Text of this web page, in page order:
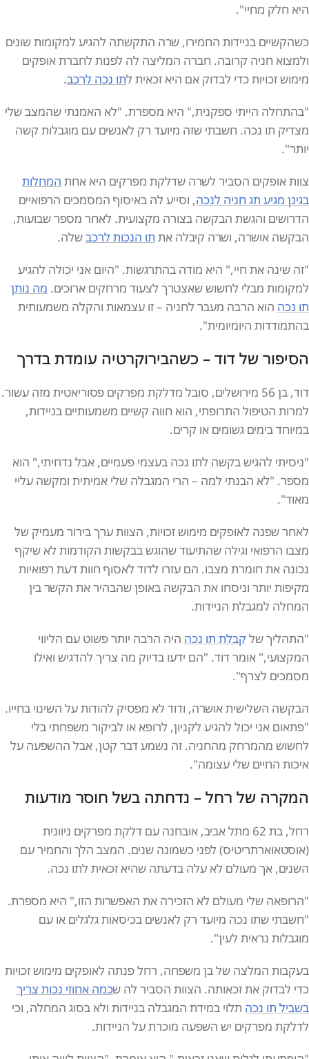
היא חלק מחיי".
כשהקשיים בניידות החמירו, שרה התקשתה להגיע למקומות שונים
ולמצוא חניה קרובה. חברה המליצה לה לפנות לחברת אופקים
מימוש זכויות כדי לבדוק אם היא זכאית לתו נכה לרכב.
"בהתחלה הייתי ספקנית," היא מספרת. "לא האמנתי שהמצב שלי
מצדיק תו נכה. חשבתי שזה מיועד רק לאנשים עם מוגבלות קשה
יותר".
צוות אופקים הסביר לשרה שדלקת מפרקים היא אחת המחלות
בגינן מגיע תג חניה לנכה, וסייע לה באיסוף המסמכים הרפואיים
הדרושים והגשת הבקשה בצורה מקצועית. לאחר מספר שבועות,
הבקשה אושרה, ושרה קיבלה את תו הנכות לרכבשלה.
"זה שינה את חיי," היא מודה בהתרגשות. "היום אני יכולה להגיע
למקומות מבלי לחשוש שאצטרך לצעוד מרחקים ארוכים. מה נותן
תו נכה הוא הרבה מעבר לחניה – זו עצמאות והקלה משמעותית
בהתמודדות היומיומית".
הסיפור של דוד – כשהבירוקרטיה עומדת בדרך
דוד, בן 56 מירושלים, סובל מדלקת מפרקים פסוריאטית מזה עשור.
למרות הטיפול התרופתי, הוא חווה קשיים משמעותיים בניידות,
במיוחד בימים גשומים או קרים.
"ניסיתי להגיש בקשה לתו נכה בעצמי פעמיים, אבל נדחיתי," הוא
מספר. "לא הבנתי למה – הרי המגבלה שלי אמיתית ומקשה עליי
מאוד".
לאחר שפנה לאופקים מימוש זכויות, הצוות ערך בירור מעמיק של
מצבו הרפואי וגילה שהתיעוד שהוגש בבקשות הקודמות לא שיקף
נכונה את חומרת מצבו. הם עזרו לדוד לאסוף חוות דעת רפואיות
מקיפות יותר וניסחו את הבקשה באופן שהבהיר את הקשר בין
המחלה למגבלת הניידות.
"התהליך של קבלת תו נכה היה הרבה יותר פשוט עם הליווי
המקצועי," אומר דוד. "הם ידעו בדיוק מה צריך להדגיש ואילו
מסמכים לצרף".
הבקשה השלישית אושרה, ודוד לא מפסיק להודות על השינוי בחייו.
"פתאום אני יכול להגיע לקניון, לרופא או לביקור משפחתי בלי
לחשוש מהמרחק מהחניה. זה נשמע דבר קטן, אבל ההשפעה על
איכות החיים שלי עצומה".
המקרה של רחל – נדחתה בשל חוסר מודעות
רחל, בת 62 מתל אביב, אובחנה עם דלקת מפרקים ניוונית
(אוסטאוארתריטיס) לפני כשמונה שנים. המצב הלך והחמיר עם
השנים, אך מעולם לא עלה בדעתה שהיא זכאית לתו נכה.
"הרופאה שלי מעולם לא הזכירה את האפשרות הזו," היא מספרת.
"חשבתי שתו נכה מיועד רק לאנשים בכיסאות גלגלים או עם
מוגבלות נראית לעין".
בעקבות המלצה של בן משפחה, רחל פנתה לאופקים מימוש זכויות
כדי לבדוק את זכאותה. הצוות הסביר לה שכמה אחוזי נכות צריך
בשביל תו נכה תלוי במידת המגבלה בניידות ולא בסוג המחלה, וכי
לדלקת מפרקים יש השפעה מוכרת על הניידות.